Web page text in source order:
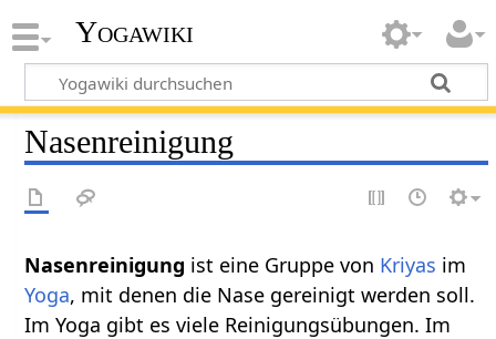
Yogawiki
Nasenreinigung
ist eine Gruppe von Kriyas im
Yoga, mit denen die Nase gereinigt werden soll.
Im Yoga gibt es viele Reinigungsübungen. Im